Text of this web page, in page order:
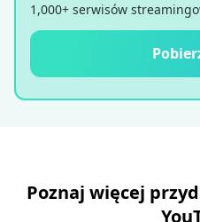
1,000+ serwisów
Poznaj więcej